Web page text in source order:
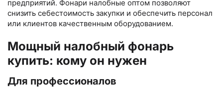
предприятий. Фонари налобные оптом позволяют
снизить себестоимость закупки и обеспечить персонал
или клиентов качественным оборудованием.
Мощный налобный фонарь
купить: кому он нужен
Для профессионалов